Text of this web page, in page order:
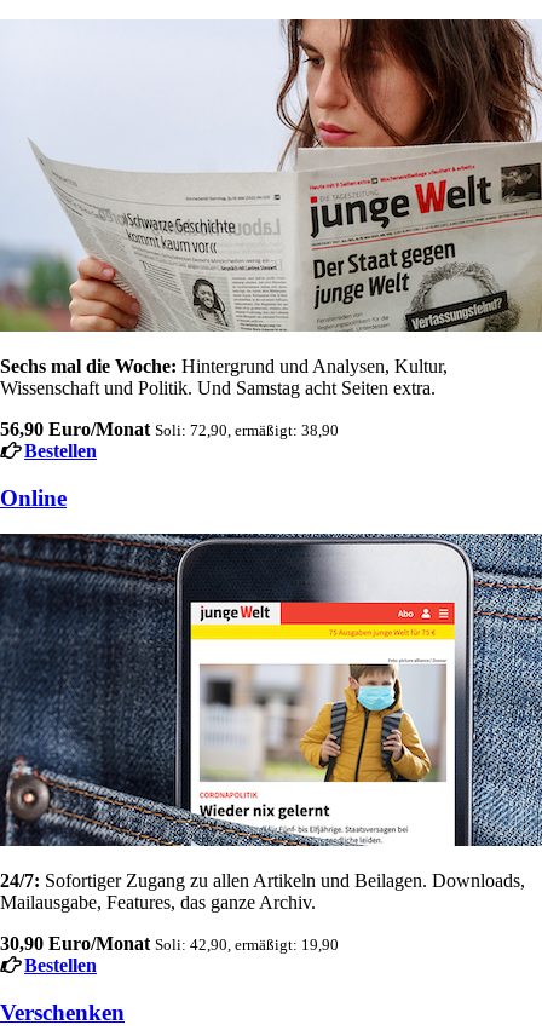
Sechs mal die Woche: Hintergrund und Analysen, Kultur,
Wissenschaft und Politik. Und Samstag acht Seiten extra.
56,90 Euro/Monat Soli: 72,90, ermäßigt: 38,90
Bestellen
Online
24/7: Sofortiger Zugang zu allen Artikeln und Beilagen. Downloads,
Mailausgabe, Features, das ganze Archiv.
30,90 Euro/Monat Soli: 42,90, ermäßigt: 19,90
Bestellen
Verschenken